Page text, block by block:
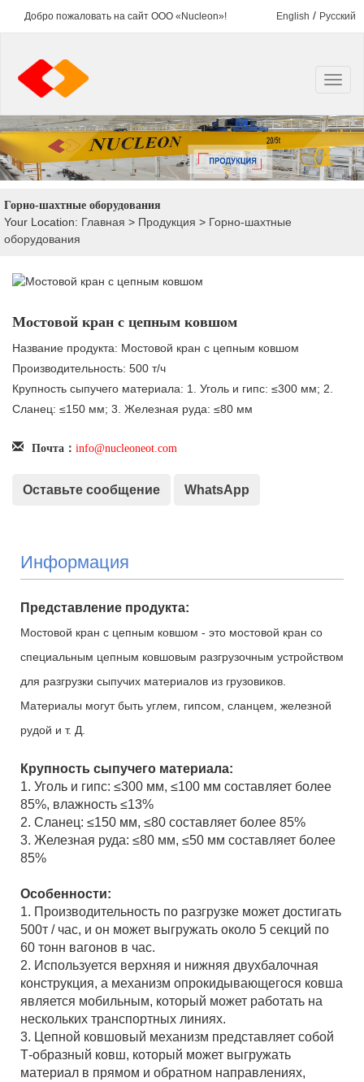
Добро пожаловать на сайт ООО «Nucleon»! English / Русский
Горно-шахтные оборудования
Your Location: Главная > Продукция > Горно-шахтные
оборудования
Мостовой кран с цепным ковшом
Название продукта: Мостовой кран с цепным ковшом
Производительность: 500 т/ч
Крупность сыпучего материала: 1. Уголь и гипс: ≤300 мм; 2.
Сланец: ≤150 мм; 3. Железная руда: ≤80 мм
Почта： info@nucleoneot.com
Оставьте сообщение WhatsApp
Информация
Представление продукта:
Мостовой кран с цепным ковшом - это мостовой кран со
специальным цепным ковшовым разгрузочным устройством
для разгрузки сыпучих материалов из грузовиков.
Материалы могут быть углем, гипсом, сланцем, железной
рудой и т. Д.
Крупность сыпучего материала:
1. Уголь и гипс: ≤300 мм, ≤100 мм составляет более
85%, влажность ≤13%
2. Сланец: ≤150 мм, ≤80 составляет более 85%
3. Железная руда: ≤80 мм, ≤50 мм составляет более
85%
Особенности:
1. Производительность по разгрузке может достигать
500т / час, и он может выгружать около 5 секций по
60 тонн вагонов в час.
2. Используется верхняя и нижняя двухбалочная
конструкция, а механизм опрокидывающегося ковша
является мобильным, который может работать на
нескольких транспортных линиях.
3. Цепной ковшовый механизм представляет собой
Т-образный ковш, который может выгружать
материал в прямом и обратном направлениях,